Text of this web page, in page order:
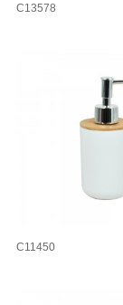
C13578
C11450